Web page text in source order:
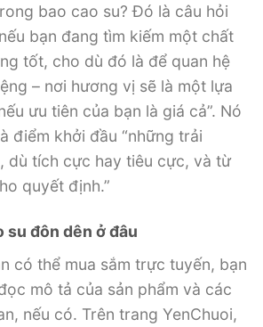
bao cao su? Đó là câu hỏi
bạn đang tìm kiếm một chất
tốt, cho dù đó là để quan hệ
– nơi hương vị sẽ là một lựa
ưu tiên của bạn là giá cả”. Nó
điểm khởi đầu “những trải
dù tích cực hay tiêu cực, và từ
quyết định.”
su đôn dên ở đâu
có thể mua sắm trực tuyến, bạn
mô tả của sản phẩm và các
nếu có. Trên trang YenChuoi,